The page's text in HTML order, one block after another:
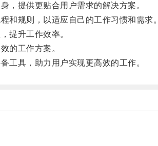
提供更贴合用户需求的解决方案。
规则，以适应自己的工作习惯和需求。
提升工作效率。
的工作方案。
具，助力用户实现更高效的工作。